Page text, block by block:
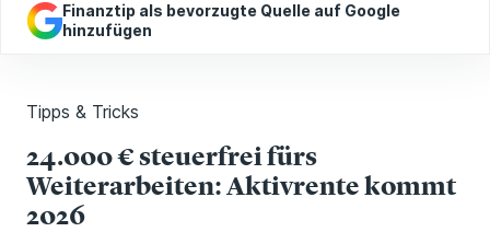
Finanztip als bevorzugte Quelle auf Google
hinzufügen
Tipps & Tricks
24.000 € steuerfrei fürs
Weiterarbeiten: Aktivrente kommt
2026